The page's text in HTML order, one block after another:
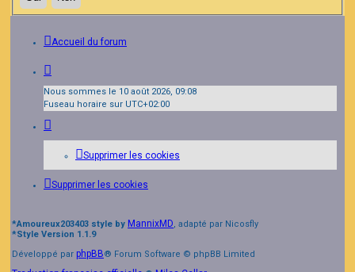
Accueil du forum
Nous sommes le 10 août 2026, 09:08
Fuseau horaire sur UTC+02:00
Supprimer les cookies
Supprimer les cookies
*Amoureux203403 style by MannixMD, adapté par Nicosfly
*Style Version 1.1.9
Développé par phpBB® Forum Software © phpBB Limited